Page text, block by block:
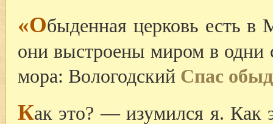
«Обыденная церковь есть
они выстроены миром в одни
мора: Вологодский Спас
Как это? — изумился я. Как